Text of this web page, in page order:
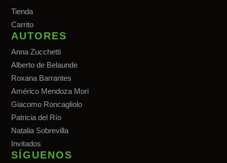
Tienda
Carrito
AUTORES
Anna Zucchetti
Alberto de Belaunde
Roxana Barrantes
Américo Mendoza Mori
Giacomo Roncagliolo
Patricia del Río
Natalia Sobrevilla
Invitados
SÍGUENOS